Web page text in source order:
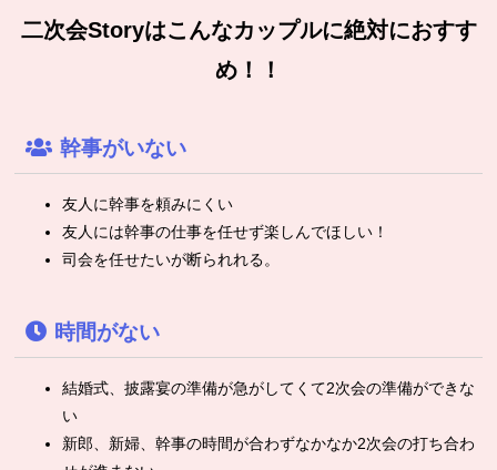
二次会Storyはこんなカップルに絶対におすす
め！！
幹事がいない
友人に幹事を頼みにくい
友人には幹事の仕事を任せず楽しんでほしい！
司会を任せたいが断られれる。
時間がない
結婚式、披露宴の準備が急がしてくて2次会の準備ができな
い
新郎、新婦、幹事の時間が合わずなかなか2次会の打ち合わ